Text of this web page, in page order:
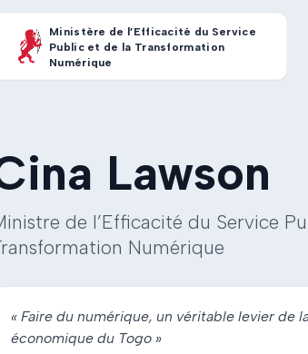
Ministère de l’Efficacité du Service
Public et de la Transformation
Numérique
Lawson
de l’Efficacité du Service
Numérique
« Faire du numérique, un véritable levier de
économique du Togo »